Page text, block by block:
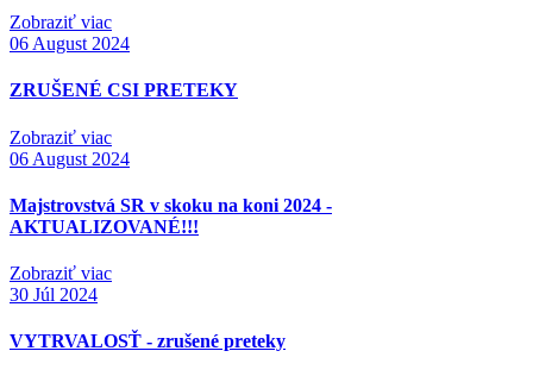
Zobraziť viac
06 August 2024
ZRUŠENÉ CSI PRETEKY
Zobraziť viac
06 August 2024
Majstrovstvá SR v skoku na koni 2024 -
AKTUALIZOVANÉ!!!
Zobraziť viac
30 Júl 2024
VYTRVALOSŤ - zrušené preteky